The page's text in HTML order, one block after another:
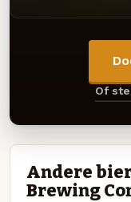
Of
Andere
Brewing